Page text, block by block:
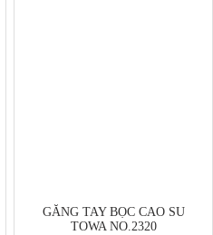
GĂNG TAY BỌC CAO SU
TOWA NO.2320